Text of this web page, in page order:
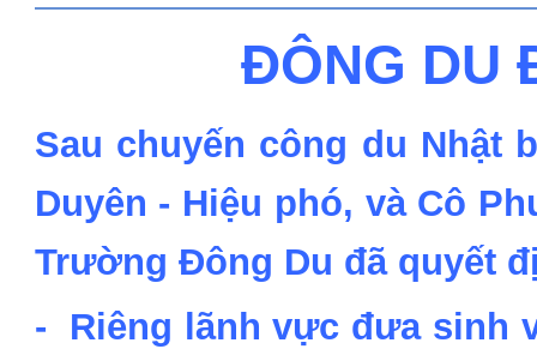
ĐÔNG DU
Sau chuyến công du Nhật
Duyên - Hiệu phó, và Cô
Trường Đông Du đã quyết
- Riêng lãnh vực đưa sinh